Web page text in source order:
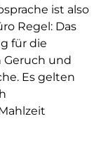
ist also
Regel: Das
für die
Geruch und
Es gelten